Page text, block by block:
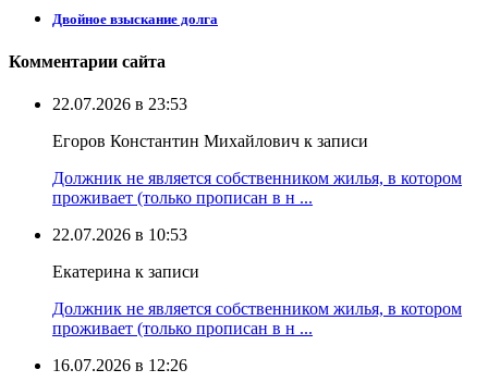
Двойное взыскание долга
Комментарии сайта
22.07.2026 в 23:53
Егоров Константин Михайлович к записи
Должник не является собственником жилья, в котором
проживает (только прописан в н ...
22.07.2026 в 10:53
Екатерина к записи
Должник не является собственником жилья, в котором
проживает (только прописан в н ...
16.07.2026 в 12:26